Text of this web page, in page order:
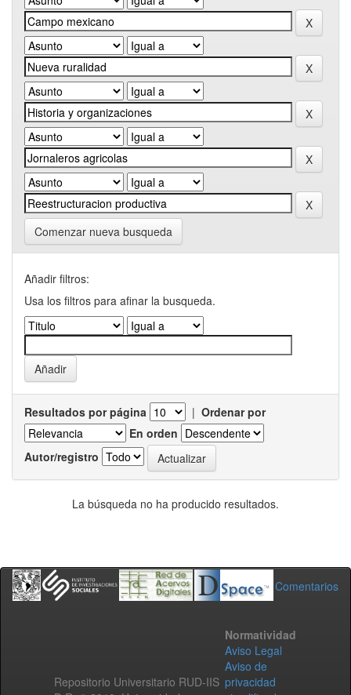
Comenzar nueva busqueda
Añadir filtros:
Usa los filtros para afinar la busqueda.
Resultados por página | Ordenar por
En orden
Autor/registro
La búsqueda no ha producido resultados.
Comentarios
Repositorio Universitario RUD-IIS
Normatividad
Aviso Legal
Aviso de
privacidad